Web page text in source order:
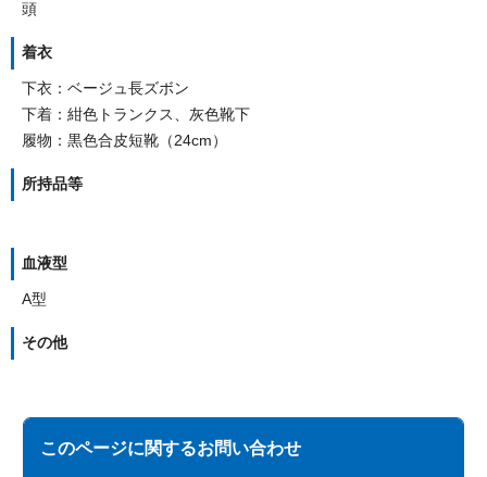
頭
着衣
下衣：ベージュ長ズボン
下着：紺色トランクス、灰色靴下
履物：黒色合皮短靴（24cm）
所持品等
血液型
A型
その他
このページに関するお問い合わせ